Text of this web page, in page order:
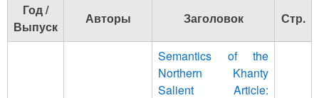
Год /
Выпуск
Авторы Заголовок Стр.
Semantics of the
Northern Khanty
Salient Article: